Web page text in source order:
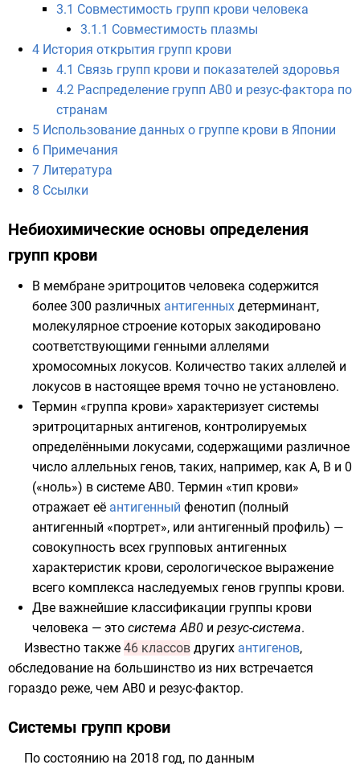
3.1 Совместимость групп крови человека
3.1.1 Совместимость плазмы
4 История открытия групп крови
4.1 Связь групп крови и показателей здоровья
4.2 Распределение групп AB0 и резус-фактора по
странам
5 Использование данных о группе крови в Японии
6 Примечания
7 Литература
8 Ссылки
Небиохимические основы определения
групп крови
В мембране эритроцитов человека содержится
более 300 различных антигенных детерминант,
молекулярное строение которых закодировано
соответствующими генными аллелями
хромосомных локусов. Количество таких аллелей и
локусов в настоящее время точно не установлено.
Термин «группа крови» характеризует системы
эритроцитарных антигенов, контролируемых
определёнными локусами, содержащими различное
число аллельных генов, таких, например, как A, B и 0
(«ноль») в системе AB0. Термин «тип крови»
отражает её антигенный фенотип (полный
антигенный «портрет», или антигенный профиль) —
совокупность всех групповых антигенных
характеристик крови, серологическое выражение
всего комплекса наследуемых генов группы крови.
Две важнейшие классификации группы крови
человека — это система AB0 и резус-система.
Известно также 46 классов других антигенов,
обследование на большинство из них встречается
гораздо реже, чем AB0 и резус-фактор.
Системы групп крови
По состоянию на 2018 год, по данным